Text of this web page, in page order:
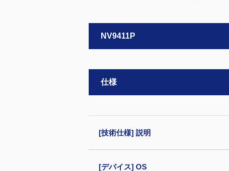
NV9411P
仕様
[技術仕様] 説明
[デバイス] OS